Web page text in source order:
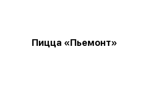
Пицца «Пьемонт»